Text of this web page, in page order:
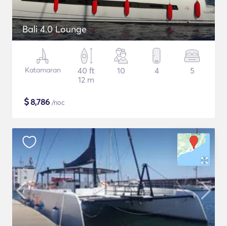
Bali 4.0 Lounge
Katamaran
40 ft
12 m
10 4 5
$8,786 /noc